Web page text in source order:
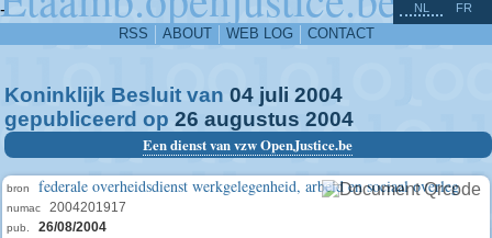
-
RSS ABOUT WEB LOG CONTACT
NL FR
Koninklijk Besluit van 04 juli 2004
gepubliceerd op 26 augustus 2004
Een dienst van vzw OpenJustice.be
bron federale overheidsdienst werkgelegenheid, arbeid en sociaal overleg
numac 2004201917
pub. 26/08/2004
^